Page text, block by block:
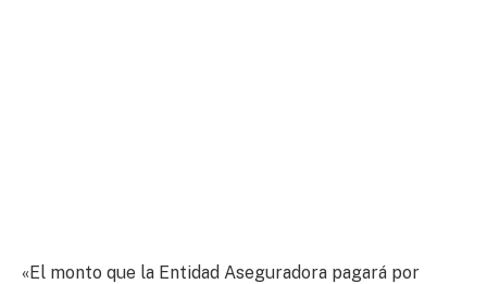
«El monto que la Entidad Aseguradora pagará por